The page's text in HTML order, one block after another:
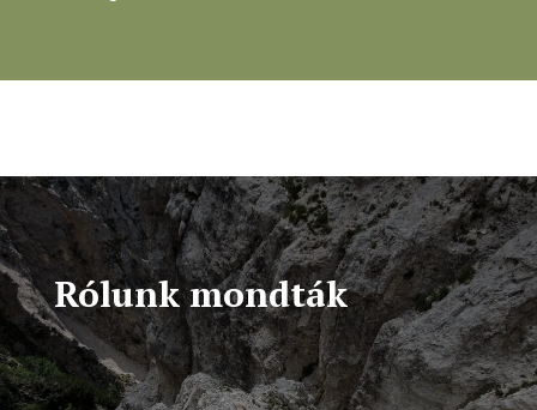
Rólunk mondták